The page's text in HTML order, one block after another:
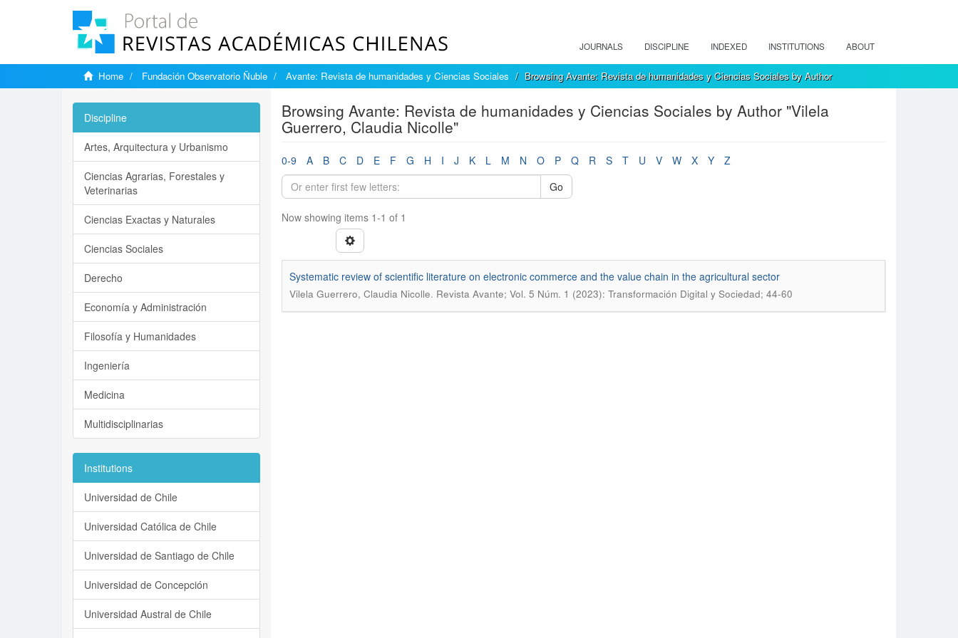
JOURNALS DISCIPLINE INDEXED INSTITUTIONS ABOUT
Home Fundación Observatorio Ñuble Avante: Revista de humanidades y Ciencias Sociales Browsing Avante: Revista de humanidades y Ciencias Sociales by Author
Browsing Avante: Revista de humanidades y Ciencias Sociales by Author "Vilela
Guerrero, Claudia Nicolle"
0-9 A B C D E F G H I J K L M N O P Q R S T U V W X Y
Z
Go
Now showing items 1-1 of 1
Systematic review of scientific literature on electronic commerce and the value chain in the agricultural sector
Vilela Guerrero, Claudia Nicolle. Revista Avante; Vol. 5 Núm. 1 (2023): Transformación Digital y Sociedad; 44-60
Discipline
Artes, Arquitectura y Urbanismo
Ciencias Agrarias, Forestales y
Veterinarias
Ciencias Exactas y Naturales
Ciencias Sociales
Derecho
Economía y Administración
Filosofía y Humanidades
Ingeniería
Medicina
Multidisciplinarias
Institutions
Universidad de Chile
Universidad Católica de Chile
Universidad de Santiago de Chile
Universidad de Concepción
Universidad Austral de Chile